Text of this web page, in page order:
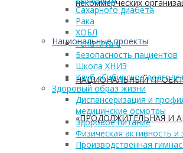
некоммерческих
Национальные проекты
НАЦИОНАЛЬНЫЙ ПРОЕКТ
«ПРОДОЛЖИТЕЛЬНАЯ И
Сахарного диабета
Рака
ХОБЛ
Гепатита С
Безопасность пациентов
Школа ХНИЗ
Клуб «Сибирское
Здоровый образ жизни
Диспансеризация и
медицинские осмотры
Здоровое питание
Физическая активность и
Производственная